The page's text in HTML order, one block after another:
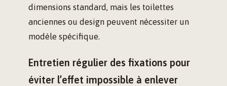
dimensions standard, mais les toilettes
anciennes ou design peuvent nécessiter un
modèle spécifique.
Entretien régulier des fixations pour
éviter l’effet impossible à enlever